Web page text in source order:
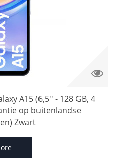
A15 (6,5'' - 128 GB, 4
op buitenlandse
Zwart